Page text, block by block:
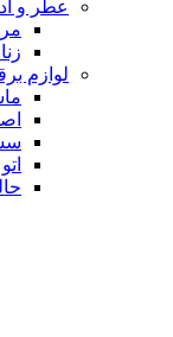
عطر و
لوازم